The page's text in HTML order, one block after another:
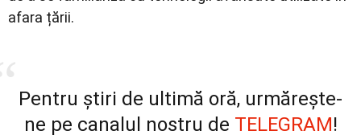
afara țării.
Pentru știri de ultimă oră, urmărește-
ne pe canalul nostru de TELEGRAM!